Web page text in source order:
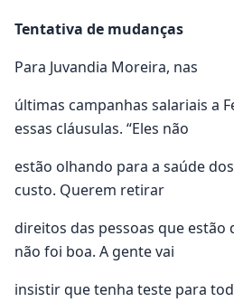
Tentativa de mudanças
Para Juvandia Moreira, nas
últimas campanhas salariais a
essas cláusulas. “Eles não
estão olhando para a saúde
custo. Querem retirar
direitos das pessoas que estão
não foi boa. A gente vai
insistir que tenha teste para